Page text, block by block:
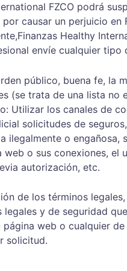
FZCO podrá
causar un perjuicio en
Healthy
envíe cualquier
público, buena fe, la
(se trata de una lista no
Utilizar los canales de
solicitudes de
ilegalmente o
web o sus conexiones,
autorización, etc.
de los términos
y de seguridad
web o cualquier
solicitud.